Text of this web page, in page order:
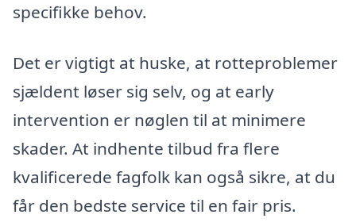
specifikke behov.
Det er vigtigt at huske, at rotteproblemer
sjældent løser sig selv, og at early
intervention er nøglen til at minimere
skader. At indhente tilbud fra flere
kvalificerede fagfolk kan også sikre, at du
får den bedste service til en fair pris.